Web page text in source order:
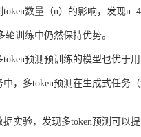
数量（n）的影响，发现
轮训练中仍然保持优势。
预测预训练的模型也优于
中，多token预测在生成式任务
实验，发现多token预测可以